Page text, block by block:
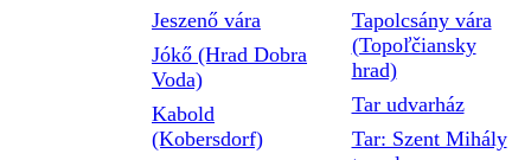
Jeszenő vára
Jókő (Hrad Dobra
Voda)
Kabold
(Kobersdorf)
Tapolcsány vára
(Topoľčiansky
hrad)
Tar udvarház
Tar: Szent Mihály